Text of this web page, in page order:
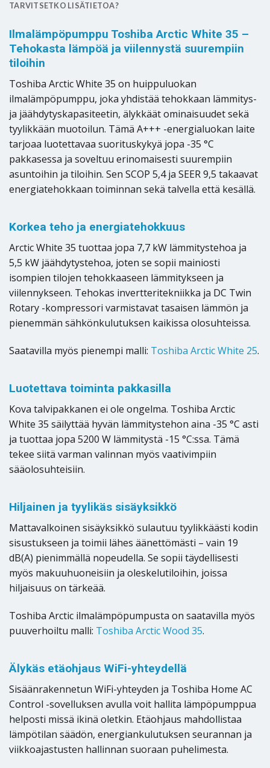
TARVITSETKO LISÄTIETOA?
Ilmalämpöpumppu Toshiba Arctic White 35 –
Tehokasta lämpöä ja viilennystä suurempiin
tiloihin
Toshiba Arctic White 35 on huippuluokan
ilmalämpöpumppu, joka yhdistää tehokkaan lämmitys-
ja jäähdytyskapasiteetin, älykkäät ominaisuudet sekä
tyylikkään muotoilun. Tämä A+++ -energialuokan laite
tarjoaa luotettavaa suorituskykyä jopa -35 °C
pakkasessa ja soveltuu erinomaisesti suurempiin
asuntoihin ja tiloihin. Sen SCOP 5,4 ja SEER 9,5 takaavat
energiatehokkaan toiminnan sekä talvella että kesällä.
Korkea teho ja energiatehokkuus
Arctic White 35 tuottaa jopa 7,7 kW lämmitystehoa ja
5,5 kW jäähdytystehoa, joten se sopii mainiosti
isompien tilojen tehokkaaseen lämmitykseen ja
viilennykseen. Tehokas invertteritekniikka ja DC Twin
Rotary -kompressori varmistavat tasaisen lämmön ja
pienemmän sähkönkulutuksen kaikissa olosuhteissa.
Saatavilla myös pienempi malli: Toshiba Arctic White 25.
Luotettava toiminta pakkasilla
Kova talvipakkanen ei ole ongelma. Toshiba Arctic
White 35 säilyttää hyvän lämmitystehon aina -35 °C asti
ja tuottaa jopa 5200 W lämmitystä -15 °C:ssa. Tämä
tekee siitä varman valinnan myös vaativimpiin
sääolosuhteisiin.
Hiljainen ja tyylikäs sisäyksikkö
Mattavalkoinen sisäyksikkö sulautuu tyylikkäästi kodin
sisustukseen ja toimii lähes äänettömästi – vain 19
dB(A) pienimmällä nopeudella. Se sopii täydellisesti
myös makuuhuoneisiin ja oleskelutiloihin, joissa
hiljaisuus on tärkeää.
Toshiba Arctic ilmalämpöpumpusta on saatavilla myös
puuverhoiltu malli: Toshiba Arctic Wood 35.
Älykäs etäohjaus WiFi-yhteydellä
Sisäänrakennetun WiFi-yhteyden ja Toshiba Home AC
Control -sovelluksen avulla voit hallita lämpöpumppua
helposti missä ikinä oletkin. Etäohjaus mahdollistaa
lämpötilan säädön, energiankulutuksen seurannan ja
viikkoajastusten hallinnan suoraan puhelimesta.